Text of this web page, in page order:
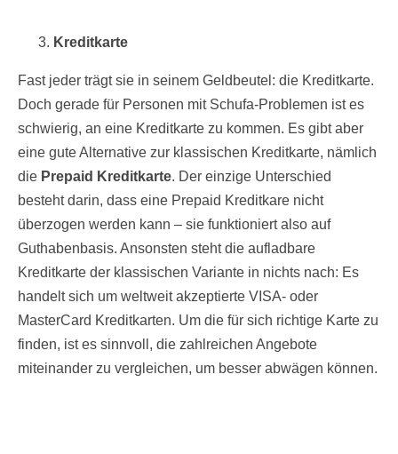
Kreditkarte
Fast jeder trägt sie in seinem Geldbeutel: die Kreditkarte.
Doch gerade für Personen mit Schufa-Problemen ist es
schwierig, an eine Kreditkarte zu kommen. Es gibt aber
eine gute Alternative zur klassischen Kreditkarte, nämlich
die Prepaid Kreditkarte. Der einzige Unterschied
besteht darin, dass eine Prepaid Kreditkare nicht
überzogen werden kann – sie funktioniert also auf
Guthabenbasis. Ansonsten steht die aufladbare
Kreditkarte der klassischen Variante in nichts nach: Es
handelt sich um weltweit akzeptierte VISA- oder
MasterCard Kreditkarten. Um die für sich richtige Karte zu
finden, ist es sinnvoll, die zahlreichen Angebote
miteinander zu vergleichen, um besser abwägen können.